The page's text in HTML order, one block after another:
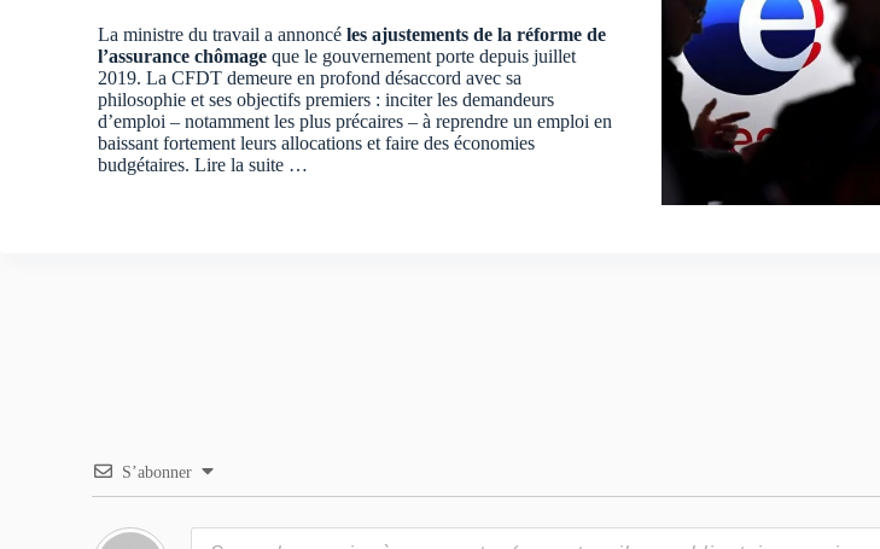
La ministre du travail a annoncé les ajustements de la réforme de
l’assurance chômage que le gouvernement porte depuis juillet
2019. La CFDT demeure en profond désaccord avec sa
philosophie et ses objectifs premiers : inciter les demandeurs
d’emploi – notamment les plus précaires – à reprendre un emploi en
baissant fortement leurs allocations et faire des économies
budgétaires. Lire la suite …
S’abonner